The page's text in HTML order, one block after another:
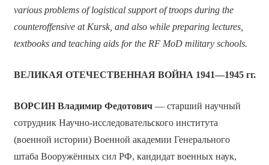
various problems of logistical support of troops during the
counteroffensive at Kursk, and also while preparing lectures,
textbooks and teaching aids for the RF MoD military schools.
ВЕЛИКАЯ ОТЕЧЕСТВЕННАЯ ВОЙНА 1941—1945 гг.
ВОРСИН Владимир Федотович — старший научный
сотрудник Научно-исследовательского института
(военной истории) Военной академии Генерального
штаба Вооружённых сил РФ, кандидат военных наук,